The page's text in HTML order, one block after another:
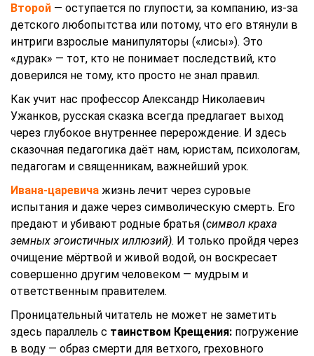
Второй — оступается по глупости, за компанию, из-за
детского любопытства или потому, что его втянули в
интриги взрослые манипуляторы («лисы»). Это
«дурак» — тот, кто не понимает последствий, кто
доверился не тому, кто просто не знал правил.
Как учит нас профессор Александр Николаевич
Ужанков, русская сказка всегда предлагает выход
через глубокое внутреннее перерождение. И здесь
сказочная педагогика даёт нам, юристам, психологам,
педагогам и священникам, важнейший урок.
Ивана-царевича жизнь лечит через суровые
испытания и даже через символическую смерть. Его
предают и убивают родные братья (символ краха
земных эгоистичных иллюзий). И только пройдя через
очищение мёртвой и живой водой, он воскресает
совершенно другим человеком — мудрым и
ответственным правителем.
Проницательный читатель не может не заметить
здесь параллель с таинством Крещения: погружение
в воду — образ смерти для ветхого, греховного